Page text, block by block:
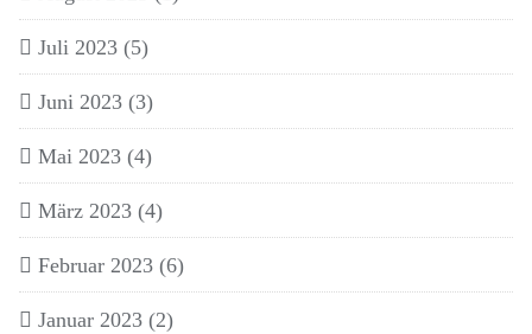
Juli 2023 (5)
Juni 2023 (3)
Mai 2023 (4)
März 2023 (4)
Februar 2023 (6)
Januar 2023 (2)